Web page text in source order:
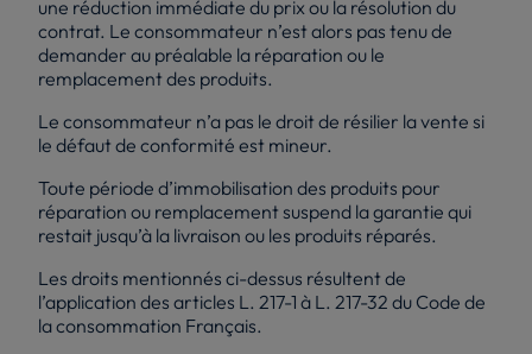
une réduction immédiate du prix ou la résolution du
contrat. Le consommateur n’est alors pas tenu de
demander au préalable la réparation ou le
remplacement des produits.
Le consommateur n’a pas le droit de résilier la vente si
le défaut de conformité est mineur.
Toute période d’immobilisation des produits pour
réparation ou remplacement suspend la garantie qui
restait jusqu’à la livraison ou les produits réparés.
Les droits mentionnés ci-dessus résultent de
l’application des articles L. 217-1 à L. 217-32 du Code de
la consommation Français.